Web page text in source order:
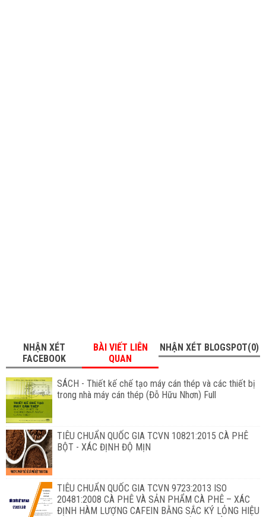
NHẬN XÉT
FACEBOOK
BÀI VIẾT LIÊN
QUAN
NHẬN XÉT BLOGSPOT(0)
SÁCH - Thiết kế chế tạo máy cán thép và các thiết bị
trong nhà máy cán thép (Đỗ Hữu Nhơn) Full
TIÊU CHUẨN QUỐC GIA TCVN 10821:2015 CÀ PHÊ
BỘT - XÁC ĐỊNH ĐỘ MỊN
TIÊU CHUẨN QUỐC GIA TCVN 9723:2013 ISO
20481:2008 CÀ PHÊ VÀ SẢN PHẨM CÀ PHÊ – XÁC
ĐỊNH HÀM LƯỢNG CAFEIN BẰNG SẮC KÝ LỎNG HIỆU